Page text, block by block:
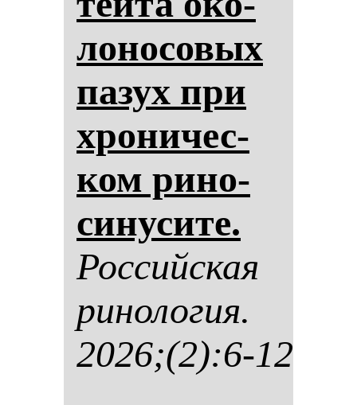
ло­но­со­вых
па­зух при
хро­ни­чес­
ком ри­но­
си­ну­си­те.
Рос­сий­ская
ри­но­ло­гия.
2026;(2):6-12